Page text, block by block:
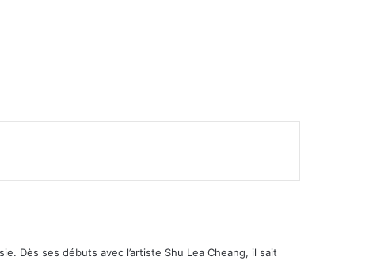
Dès ses débuts avec l’artiste Shu Lea Cheang, il sait